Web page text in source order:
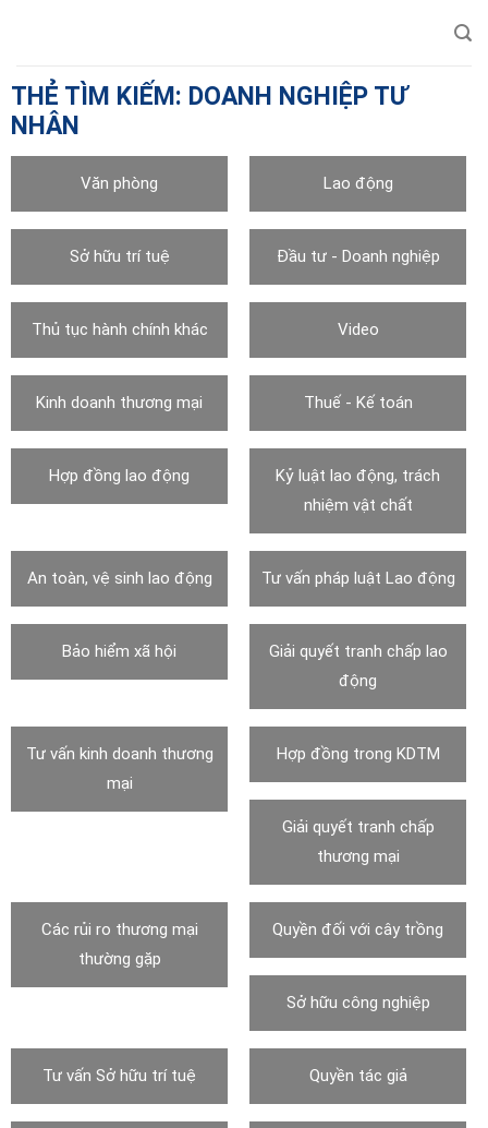
dung
THẺ TÌM KIẾM: DOANH NGHIỆP TƯ
NHÂN
Văn phòng Lao động
Sở hữu trí tuệ Đầu tư - Doanh nghiệp
Thủ tục hành chính khác Video
Kinh doanh thương mại Thuế - Kế toán
Hợp đồng lao động
Kỷ luật lao động, trách
nhiệm vật chất
An toàn, vệ sinh lao động Tư vấn pháp luật Lao động
Bảo hiểm xã hội
Giải quyết tranh chấp lao
động
Tư vấn kinh doanh thương
mại
Hợp đồng trong KDTM
Giải quyết tranh chấp
thương mại
Các rủi ro thương mại
thường gặp
Quyền đối với cây trồng
Sở hữu công nghiệp
Tư vấn Sở hữu trí tuệ Quyền tác giả